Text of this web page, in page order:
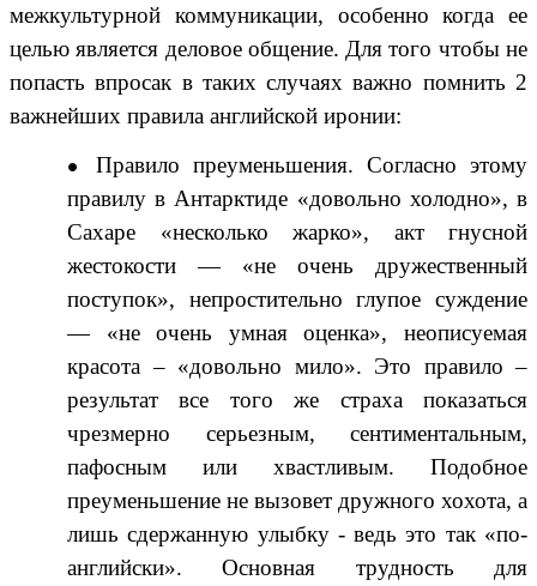
межкультурной коммуникации, особенно когда ее
целью является деловое общение. Для того чтобы не
попасть впросак в таких случаях важно помнить 2
важнейших правила английской иронии:
Правило преуменьшения. Согласно этому
правилу в Антарктиде «довольно холодно», в
Сахаре «несколько жарко», акт гнусной
жестокости — «не очень дружественный
поступок», непростительно глупое суждение
— «не очень умная оценка», неописуемая
красота – «довольно мило». Это правило –
результат все того же страха показаться
чрезмерно серьезным, сентиментальным,
пафосным или хвастливым. Подобное
преуменьшение не вызовет дружного хохота, а
лишь сдержанную улыбку - ведь это так «по-
английски». Основная трудность для